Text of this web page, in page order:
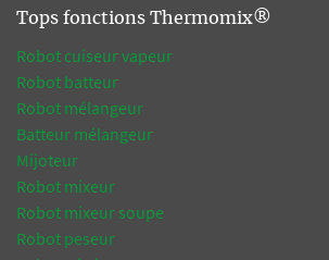
Tops fonctions Thermomix®
Robot cuiseur vapeur
Robot batteur
Robot mélangeur
Batteur mélangeur
Mijoteur
Robot mixeur
Robot mixeur soupe
Robot peseur